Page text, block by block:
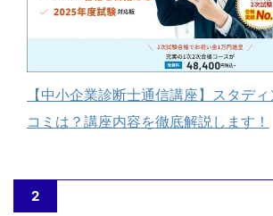
【中小企業診断士通信講座】スタデ
コミは？講座内容を徹底解説します！
2